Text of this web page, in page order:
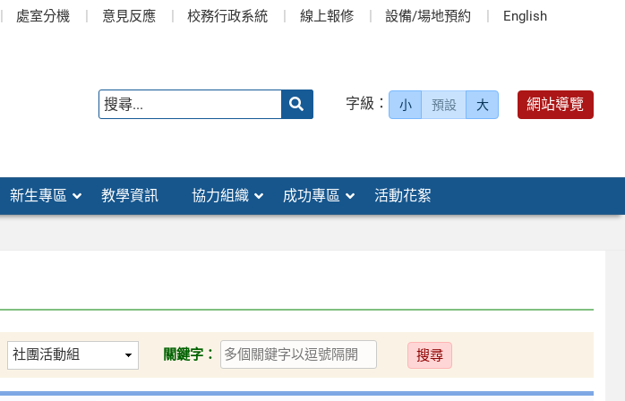
處室分機 意見反應 校務行政系統 線上報修 設備/場地預約 English
字級： 小 預設 大 網站導覽
新生專區 教學資訊 協力組織 成功專區 活動花絮
關鍵字：
送
出